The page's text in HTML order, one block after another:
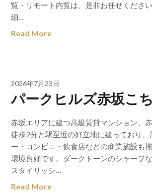
覧・リモート内覧は、是非お任せくださ
細…
Read More
2026年7月23日
パークヒルズ赤坂こ
赤坂エリアに建つ高級賃貸マンション。
徒歩2分と駅至近の好立地に建っており
ー・コンビニ・飲食店などの商業施設も
環境良好です。ダークトーンのシャープ
スタイリッシ…
Read More